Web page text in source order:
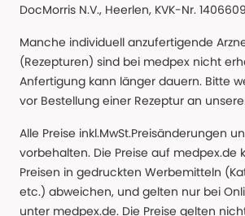
DocMorris N.V., Heerlen, KVK-Nr.
Manche individuell anzufertigende
(Rezepturen) sind bei medpex nicht
Anfertigung kann länger dauern. Bitte
vor Bestellung einer Rezeptur an
Alle Preise inkl.MwSt.Preisänderungen
vorbehalten. Die Preise auf medpex.de
Preisen in gedruckten Werbemitteln
etc.) abweichen, und gelten nur bei
unter medpex.de. Die Preise gelten